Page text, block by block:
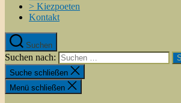
> Kiezpoeten
Kontakt
Suchen
Suchen nach:
Suche schließen
Menü schließen